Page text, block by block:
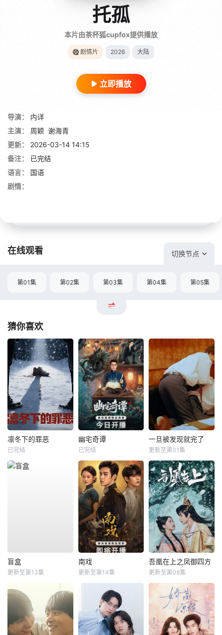
托孤
本片由茶杯狐cupfox提供播放
剧情片 2026 大陆
立即播放
导演：
内详
主演：
周颖 谢海青
更新：
2026-03-14 14:15
备注：
已完结
语言：
国语
剧情：
在线观看 切换节点
第01集 第02集 第03集 第04集 第05集
猜你喜欢
凛冬下的罪恶
已完结
幽宅奇谭
已完结
一旦被发现就完了
更新至第01集
盲盒
更新至第13集
南戏
更新至第14集
吾凰在上之凤御四方
更新至第08集